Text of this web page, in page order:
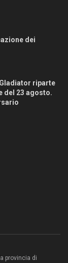
dei
Gladiator riparte
del 23 agosto.
provincia di